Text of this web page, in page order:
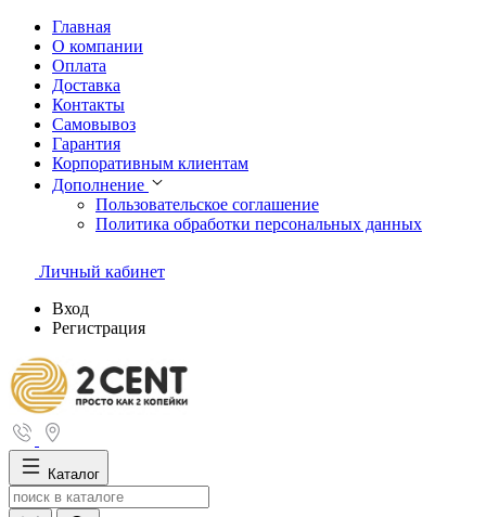
Главная
О компании
Оплата
Доставка
Контакты
Самовывоз
Гарантия
Корпоративным клиентам
Дополнение
Пользовательское соглашение
Политика обработки персональных данных
Личный кабинет
Вход
Регистрация
Каталог